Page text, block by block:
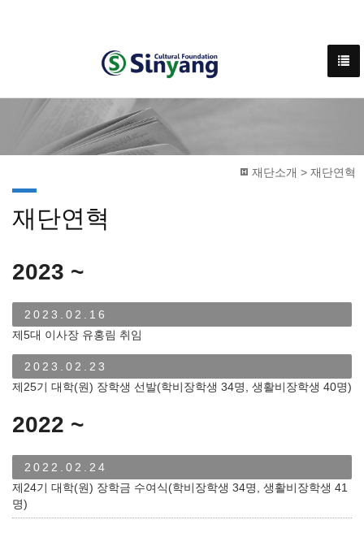
재단소개 > 재단연혁
재단연혁
2023 ~
2023.02.16
제5대 이사장 유홍림 취임
2023.02.23
제25기 대학(원) 장학생 선발(학비장학생 34명, 생활비장학생 40명)
2022 ~
2022.02.24
제24기 대학(원) 장학금 수여식(학비장학생 34명, 생활비장학생 41
명)